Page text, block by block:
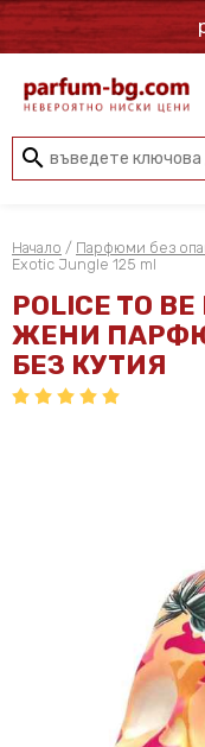
search
Начало / Парфюми без
Exotic Jungle 125 ml
POLICE TO
ЖЕНИ
БЕЗ КУТИЯ